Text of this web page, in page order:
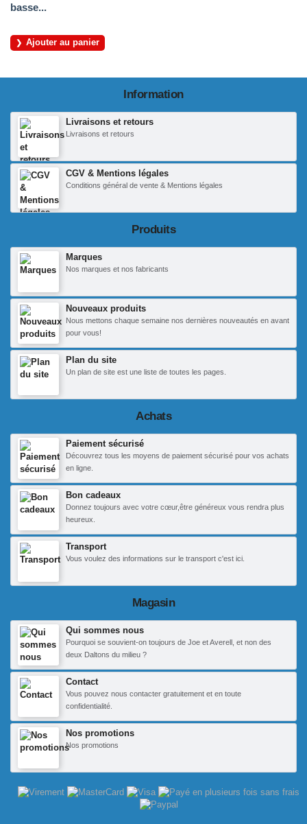
basse...
Ajouter au panier
Information
Livraisons et retours
Livraisons et retours
CGV & Mentions légales
Conditions général de vente & Mentions légales
Produits
Marques
Nos marques et nos fabricants
Nouveaux produits
Nous mettons chaque semaine nos dernières nouveautés en avant
pour vous!
Plan du site
Un plan de site est une liste de toutes les pages.
Achats
Paiement sécurisé
Découvrez tous les moyens de paiement sécurisé pour vos achats
en ligne.
Bon cadeaux
Donnez toujours avec votre cœur,être généreux vous rendra plus
heureux.
Transport
Vous voulez des informations sur le transport c'est ici.
Magasin
Qui sommes nous
Pourquoi se souvient-on toujours de Joe et Averell, et non des
deux Daltons du milieu ?
Contact
Vous pouvez nous contacter gratuitement et en toute
confidentialité.
Nos promotions
Nos promotions